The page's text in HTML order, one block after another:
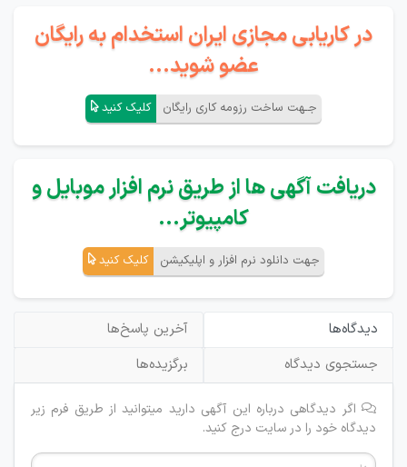
در کاریابی مجازی ایران استخدام به رایگان
عضو شوید...
جـهت ساخت رزومه کاری رایگان کلیک کنید
دریافت آگهی ها از طریق نرم افزار موبایل و
کامپیوتر...
جهت دانلود نرم افزار و اپلیکیشن کلیک کنید
دیدگاه‌ها
آخرین پاسخ‌ها
جستجوی دیدگاه
برگزیده‌ها
اگر دیدگاهی درباره این آگهی دارید میتوانید از طریق فرم زیر
دیدگاه خود را در سایت درج کنید.